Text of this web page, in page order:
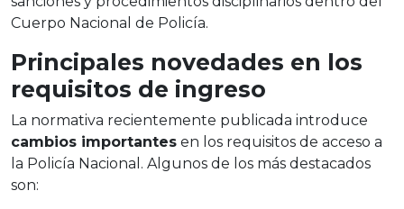
Cuerpo Nacional de Policía.
Principales novedades en los
requisitos de ingreso
La normativa recientemente publicada introduce
cambios importantes en los requisitos de acceso a
la Policía Nacional. Algunos de los más destacados
son: